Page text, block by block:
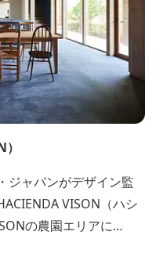
ジャパンがデザイン監
VISON（ハシ
の農園エリアに